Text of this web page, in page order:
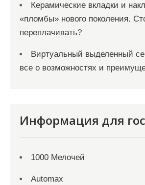
Керамические вкладки и
«пломбы» нового поколения.
переплачивать?
Виртуальный выделенный
все о возможностях и
Информация для
1000 Мелочей
Automax